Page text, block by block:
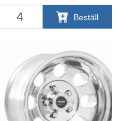
Beställ